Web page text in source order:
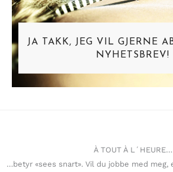
JA TAKK, JEG VIL GJERNE
NYHETSBREV!
À TOUT À L´HEURE…
…betyr «sees snart». Vil du jobbe med